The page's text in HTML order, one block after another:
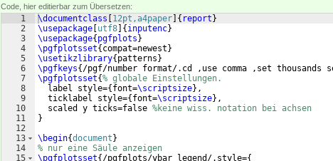
Code, hier editierbar zum Übersetzen:
1
2
3
4
5
6
7
8
9
10
11
12
13
14
15
\documentclass 12pt,a4paper { report }
\usepackage utf8 { inputenc}
\usepackage{ pgfplots }
\pgfplotsset{ compat=newest }
\usetikzlibrary{ patterns }
\pgfkeys{ /pgf/number format/.cd ,use comma ,set thousands
\pgfplotsset{% globale Einstellungen.
  label style=
{ font=\scriptsize} ,
  ticklabel style=
{ font=\scriptsize} ,
  scaled y ticks=false
%keine wiss. notation bei achsen
}
\begin{document }
% nur eine Säule anzeigen
\pgfplotsset{ /pgfplots/ybar legend/.style={